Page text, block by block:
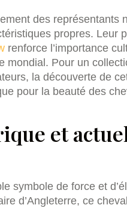
des représentants
propres. Leur
renforce l’importance
mondial. Pour un
la découverte de
pour la beauté des
et
symbole de force et
d’Angleterre, ce